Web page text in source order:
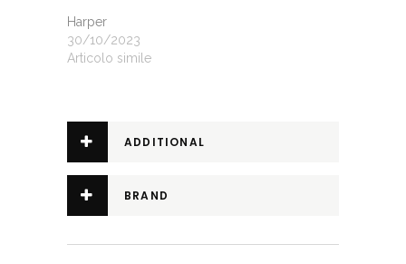
Harper
30/10/2023
Articolo simile
ADDITIONAL
BRAND